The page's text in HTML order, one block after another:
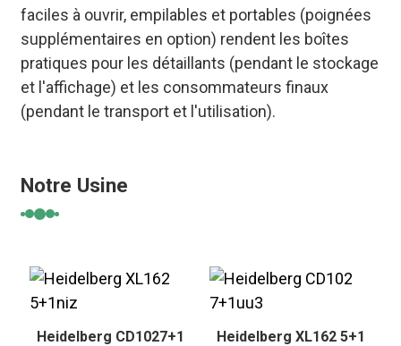
faciles à ouvrir, empilables et portables (poignées
supplémentaires en option) rendent les boîtes
pratiques pour les détaillants (pendant le stockage
et l'affichage) et les consommateurs finaux
(pendant le transport et l'utilisation).
Notre Usine
Heidelberg CD1027+1 Heidelberg XL162 5+1